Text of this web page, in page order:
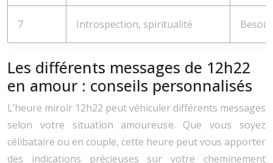
7 Introspection, spiritualité
Les différents messages de 12h22
en amour : conseils personnalisés
L’heure miroir 12h22 peut véhiculer différents messages
selon votre situation amoureuse. Que vous soyez
célibataire ou en couple, cette heure peut vous apporter
des indications précieuses sur votre cheminement